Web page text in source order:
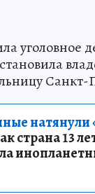
уголовное
Санкт-
натянули
страна 13